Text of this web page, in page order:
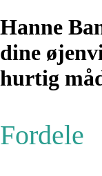
Hanne
dine
hurtig
Fordele